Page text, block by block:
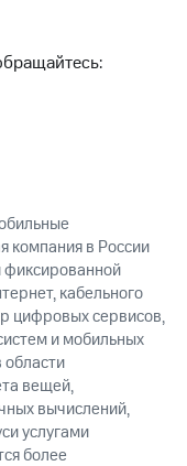
в России
фиксированной
кабельного
цифровых сервисов,
и мобильных
вещей,
вычислений,
услугами
более